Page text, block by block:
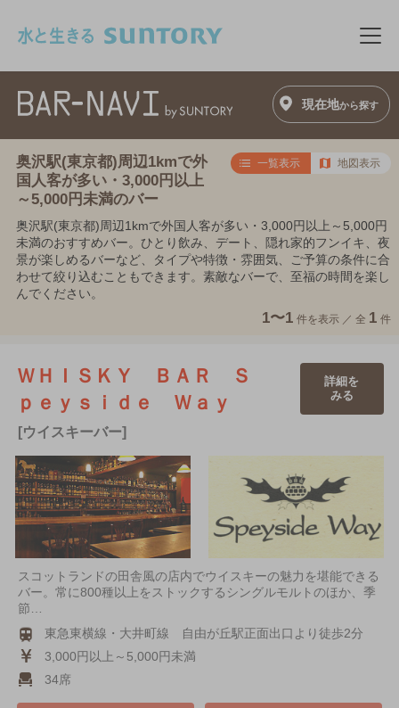
メ
現在地から探す
奥沢駅(東京都)周辺1kmで外
国人客が多い・3,000円以上
～5,000円未満のバー
一覧表示 地図表示
奥沢駅(東京都)周辺1kmで外国人客が多い・3,000円以上～5,000円
未満のおすすめバー。ひとり飲み、デート、隠れ家的フンイキ、夜
景が楽しめるバーなど、タイプや特徴・雰囲気、ご予算の条件に合
わせて絞り込むこともできます。素敵なバーで、至福の時間を楽し
んでください。
1〜1 件を表示 ／ 全 1 件
ＷＨＩＳＫＹ ＢＡＲ Ｓ
ｐｅｙｓｉｄｅ Ｗａｙ
[ウイスキーバー]
詳細を
みる
スコットランドの田舎風の店内でウイスキーの魅力を堪能できる
バー。常に800種以上をストックするシングルモルトのほか、季
節…
東急東横線・大井町線 自由が丘駅正面出口より徒歩2分
3,000円以上～5,000円未満
34席